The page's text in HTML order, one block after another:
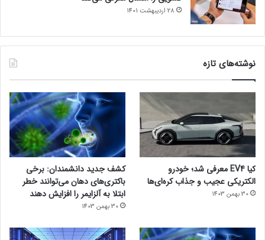
28 اردیبهشت 1401
نوشته‌های تازه
کیا EV4 معرفی شد؛ خودرو
الکتریکی عجیب و جذاب کره‌ای‌ها
30 بهمن 1403
کشف جدید دانشمندان: برخی
باکتری‌های دهان می‌توانند خطر
ابتلا به آلزایمر را افزایش دهند
30 بهمن 1403